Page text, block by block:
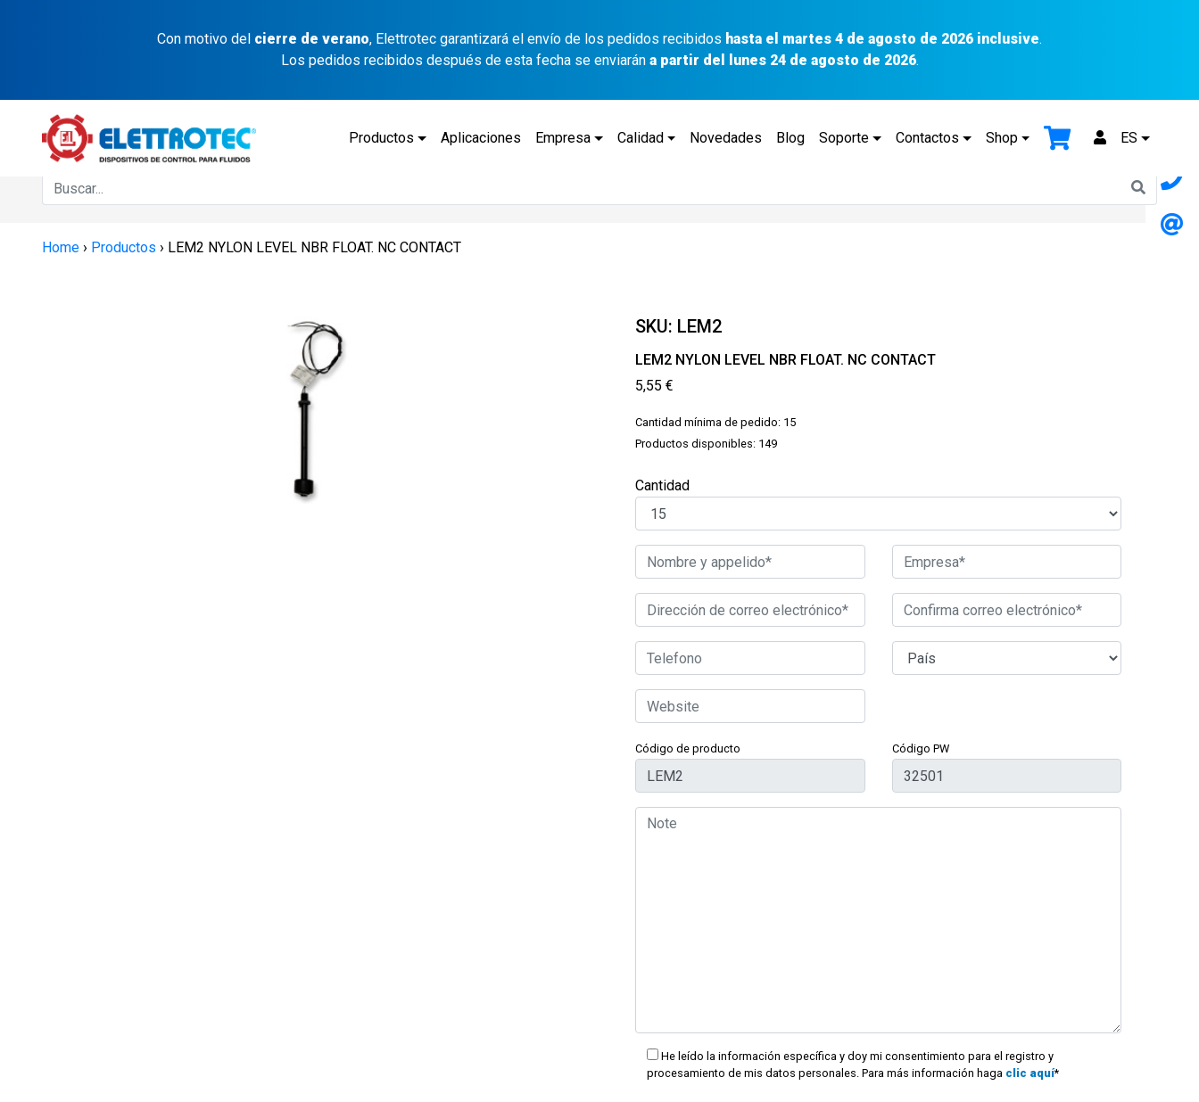
Con motivo del cierre de verano, Elettrotec garantizará el envío de los pedidos recibidos hasta el martes 4 de agosto de 2026 inclusive.
Los pedidos recibidos después de esta fecha se enviarán a partir del lunes 24 de agosto de 2026.
Productos Aplicaciones Empresa Calidad Novedades Blog Soporte Contactos Shop ES
Home › Productos › LEM2 NYLON LEVEL NBR FLOAT. NC CONTACT
SKU: LEM2
LEM2 NYLON LEVEL NBR FLOAT. NC CONTACT
5,55€
Cantidad mínima de pedido: 15
Productos disponibles: 149
Cantidad
Código de producto Código PW
He leído la información específica y doy mi consentimiento para el registro y
procesamiento de mis datos personales. Para más información haga clic aquí*